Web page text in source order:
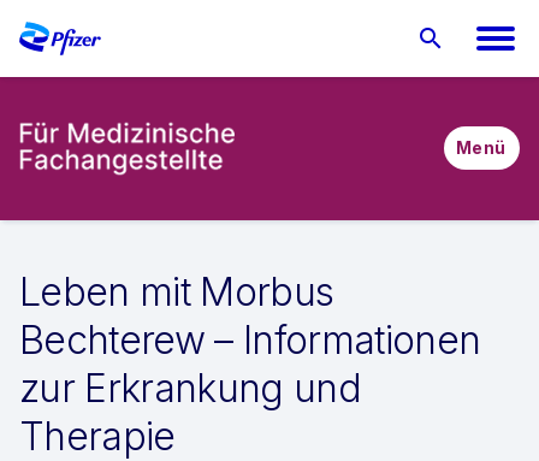
Menü
Leben mit Morbus
Bechterew – Informationen
zur Erkrankung und
Therapie